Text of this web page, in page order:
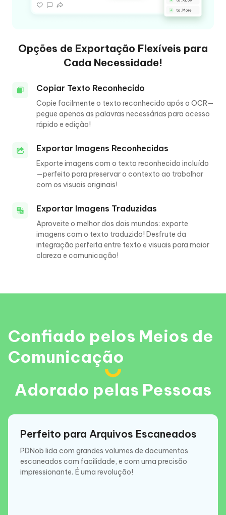
Opções de Exportação Flexíveis para
Cada Necessidade!
Copiar Texto Reconhecido
Copie facilmente o texto reconhecido após o OCR—
pegue apenas as palavras necessárias para acesso
rápido e edição!
Exportar Imagens Reconhecidas
Exporte imagens com o texto reconhecido incluído
—perfeito para preservar o contexto ao trabalhar
com os visuais originais!
Exportar Imagens Traduzidas
Aproveite o melhor dos dois mundos: exporte
imagens com o texto traduzido! Desfrute da
integração perfeita entre texto e visuais para maior
clareza e comunicação!
Confiado pelos Meios de
Comunicação
Adorado pelas Pessoas
Perfeito para Arquivos Escaneados
PDNob lida com grandes volumes de documentos
escaneados com facilidade, e com uma precisão
impressionante. É uma revolução!